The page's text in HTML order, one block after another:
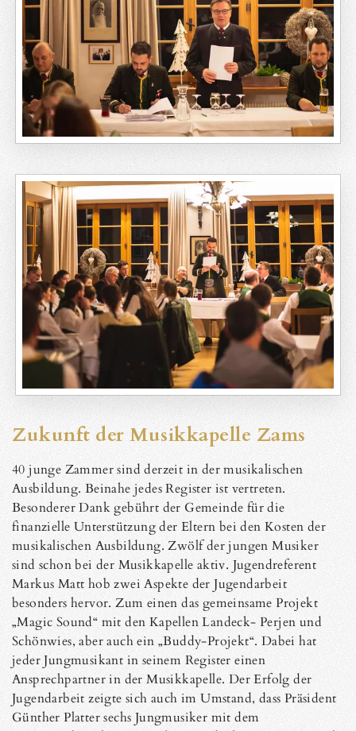
Zukunft der Musikkapelle Zams
40 junge Zammer sind derzeit in der musikalischen
Ausbildung. Beinahe jedes Register ist vertreten.
Besonderer Dank gebührt der Gemeinde für die
finanzielle Unterstützung der Eltern bei den Kosten der
musikalischen Ausbildung. Zwölf der jungen Musiker
sind schon bei der Musikkapelle aktiv. Jugendreferent
Markus Matt hob zwei Aspekte der Jugendarbeit
besonders hervor. Zum einen das gemeinsame Projekt
„Magic Sound“ mit den Kapellen Landeck- Perjen und
Schönwies, aber auch ein „Buddy-Projekt“. Dabei hat
jeder Jungmusikant in seinem Register einen
Ansprechpartner in der Musikkapelle. Der Erfolg der
Jugendarbeit zeigte sich auch im Umstand, dass Präsident
Günther Platter sechs Jungmusiker mit dem